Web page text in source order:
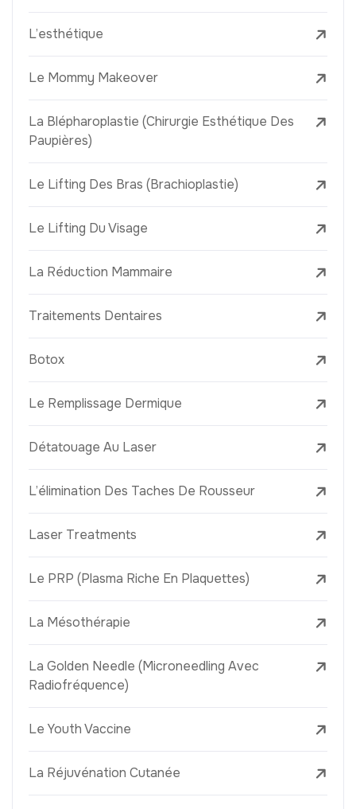
L’esthétique
Le Mommy Makeover
La Blépharoplastie (Chirurgie Esthétique Des
Paupières)
Le Lifting Des Bras (Brachioplastie)
Le Lifting Du Visage
La Réduction Mammaire
Traitements Dentaires
Botox
Le Remplissage Dermique
Détatouage Au Laser
L’élimination Des Taches De Rousseur
Laser Treatments
Le PRP (Plasma Riche En Plaquettes)
La Mésothérapie
La Golden Needle (Microneedling Avec
Radiofréquence)
Le Youth Vaccine
La Réjuvénation Cutanée